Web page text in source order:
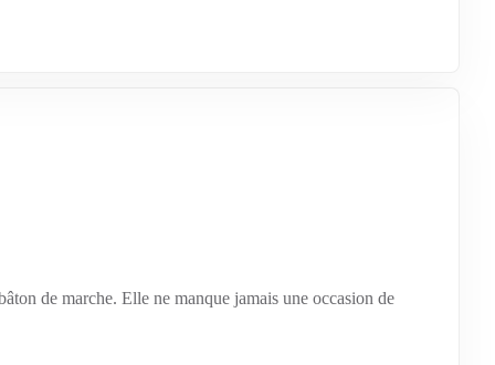
de marche. Elle ne manque jamais une occasion de